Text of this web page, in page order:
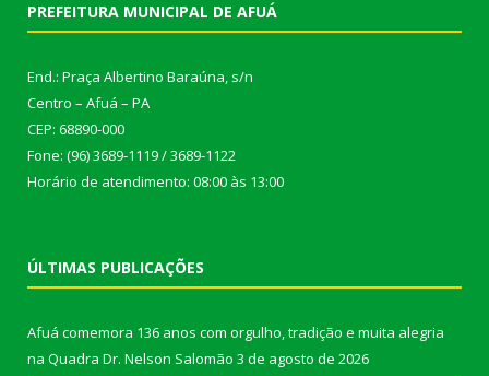
PREFEITURA MUNICIPAL DE AFUÁ
End.: Praça Albertino Baraúna, s/n
Centro – Afuá – PA
CEP: 68890-000
Fone: (96) 3689-1119 / 3689-1122
Horário de atendimento: 08:00 às 13:00
ÚLTIMAS PUBLICAÇÕES
Afuá comemora 136 anos com orgulho, tradição e muita alegria
na Quadra Dr. Nelson Salomão 3 de agosto de 2026